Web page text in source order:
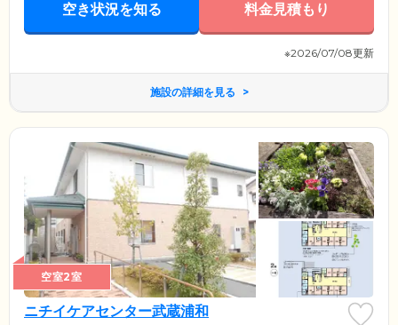
ときをお楽しみください。
空き状況を知る 料金見積もり
※2026/07/08更新
施設の詳細を見る
空室2室
ニチイケアセンター武蔵浦和